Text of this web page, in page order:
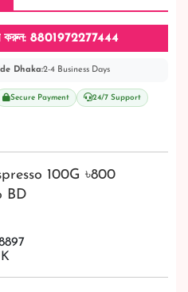
করুন: 8801972277444
Dhaka:2-4 Business Days
Secure Payment 24/7 Support
100G ৳800
BD